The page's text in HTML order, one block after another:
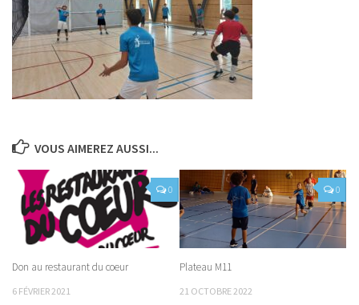
VOUS AIMEREZ AUSSI...
0
Don au restaurant du coeur
6 FÉVRIER 2021
0
Plateau M11
21 OCTOBRE 2022